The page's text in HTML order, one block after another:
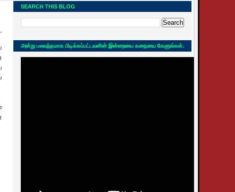
SEARCH THIS BLOG
அன்று பலவந்தமாக பிடிக்கப்பட்டவளின் இன்றையை கதையை கேளுங்கள்.